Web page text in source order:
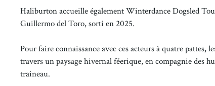
Haliburton accueille également Winterdance Dogsled
Guillermo del Toro, sorti en 2025.
Pour faire connaissance avec ces acteurs à quatre
travers un paysage hivernal féerique, en compagnie des
traîneau.